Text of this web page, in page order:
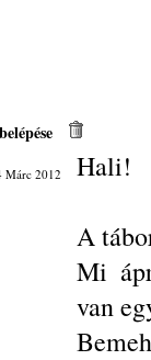
Márc 2012
Hali!
A
Mi
van